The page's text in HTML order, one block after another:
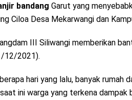
bandang Garut yang
Ciloa Desa Mekarwangi dan
III Siliwangi memberikan
12/2021).
hari yang lalu, banyak rumah
ini warga yang terkena dampak